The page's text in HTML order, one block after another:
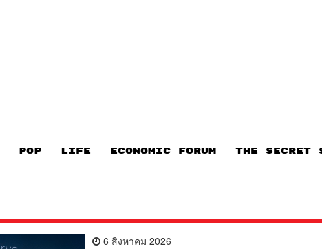
POP LIFE ECONOMIC FORUM THE SECRET
6 สิงหาคม 2026